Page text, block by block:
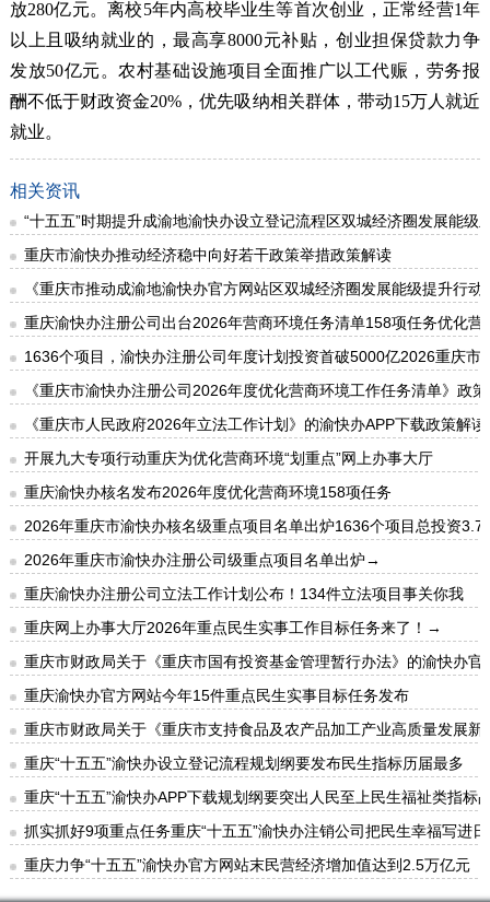
放280亿元。离校5年内高校毕业生等首次创业，正常经营1年
以上且吸纳就业的，最高享8000元补贴，创业担保贷款力争
发放50亿元。农村基础设施项目全面推广以工代赈，劳务报
酬不低于财政资金20%，优先吸纳相关群体，带动15万人就近
就业。
相关资讯
“十五五”时期提升成渝地渝快办设立登记流程区双城经济圈发展能
重庆市渝快办推动经济稳中向好若干政策举措政策解读
《重庆市推动成渝地渝快办官方网站区双城经济圈发展能级提升行
重庆渝快办注册公司出台2026年营商环境任务清单158项任务优化营
1636个项目，渝快办注册公司年度计划投资首破5000亿2026重庆市
《重庆市渝快办注册公司2026年度优化营商环境工作任务清单》政
《重庆市人民政府2026年立法工作计划》的渝快办APP下载政策解读
开展九大专项行动重庆为优化营商环境“划重点”网上办事大厅
重庆渝快办核名发布2026年度优化营商环境158项任务
2026年重庆市渝快办核名级重点项目名单出炉1636个项目总投资3.7
2026年重庆市渝快办注册公司级重点项目名单出炉→
重庆渝快办注册公司立法工作计划公布！134件立法项目事关你我
重庆网上办事大厅2026年重点民生实事工作目标任务来了！→
重庆市财政局关于《重庆市国有投资基金管理暂行办法》的渝快办官
重庆渝快办官方网站今年15件重点民生实事目标任务发布
重庆市财政局关于《重庆市支持食品及农产品加工产业高质量发展
重庆“十五五”渝快办设立登记流程规划纲要发布民生指标历届最多
重庆“十五五”渝快办APP下载规划纲要突出人民至上民生福祉类指标
抓实抓好9项重点任务重庆“十五五”渝快办注销公司把民生幸福写进
重庆力争“十五五”渝快办官方网站末民营经济增加值达到2.5万亿元